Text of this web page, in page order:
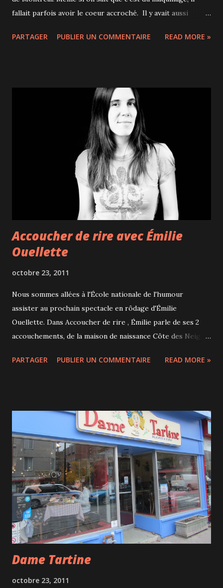
fallait parfois avoir le coeur accroché. Il y avait aussi
Treatment of Animals) venus délivrer leur message. Les
PARTAGER PUBLIER UN COMMENTAIRE READ MORE »
Accoucher de rire avec Émilie
Ouellette
octobre 23, 2011
Nous sommes allées à l'École nationale de l'humour
assister au prochain spectacle en rôdage d'Émilie
Ouellette. Dans Accoucher de rire , Émilie parle de ses 2
accouchements, de la maison de naissance Côte des Neiges,
rééducation périnéale. C'est drôle, tendre et heureusement
PARTAGER PUBLIER UN COMMENTAIRE READ MORE »
Dame Tartine
octobre 23, 2011